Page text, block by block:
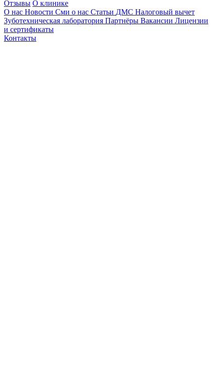
Отзывы О клинике
О нас Новости Сми о нас Статьи ДМС Налоговый вычет
Зуботехническая лаборатория Партнёры Вакансии Лицензии
и сертификаты
Контакты